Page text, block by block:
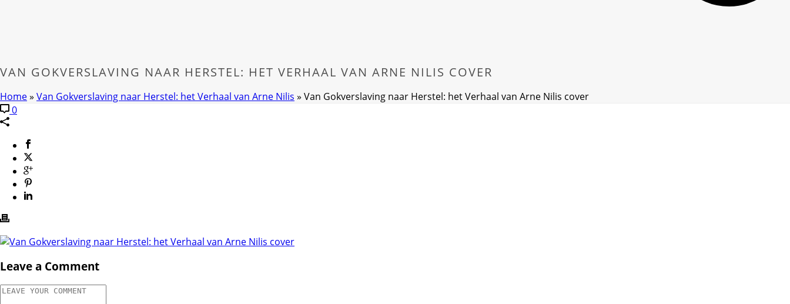
VAN GOKVERSLAVING NAAR HERSTEL: HET VERHAAL VAN ARNE NILIS COVER
Home» Van Gokverslaving naar Herstel: het Verhaal van Arne Nilis » Van Gokverslaving naar Herstel: het Verhaal van Arne Nilis cover
0
Leave a Comment